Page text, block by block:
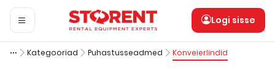
Logi sisse
Kategooriad Puhastusseadmed Konveierlindid